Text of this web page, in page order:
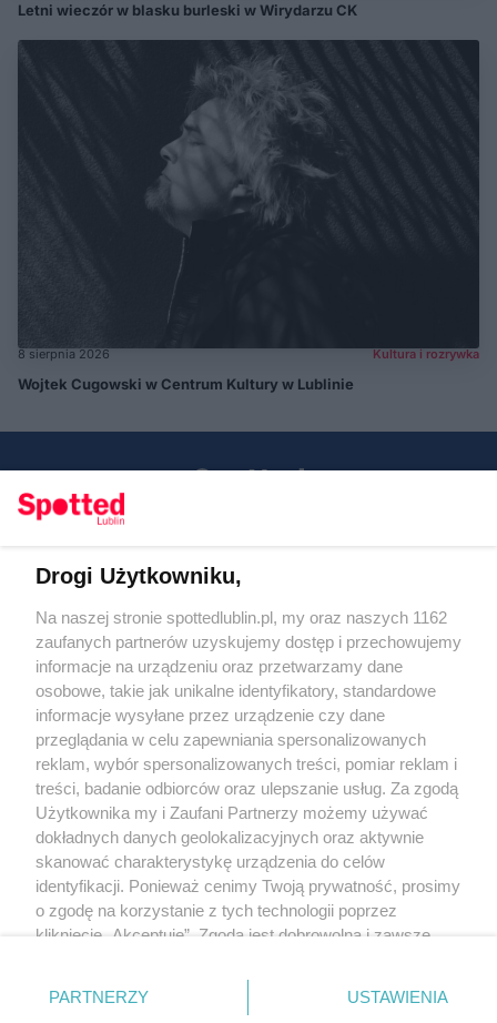
Letni wieczór w blasku burleski w Wirydarzu CK
8 sierpnia 2026 Kultura i rozrywka
Wojtek Cugowski w Centrum Kultury w Lublinie
KATEGORIE
OGŁOSZENIA
WYDARZENIA
NA SKRÓTY
Regulamin
Polityka prywatności
RODO
Warunki korzystania z treści
Drogi Użytkowniku,
Na naszej stronie spottedlublin.pl, my oraz naszych 1162
zaufanych partnerów uzyskujemy dostęp i przechowujemy
informacje na urządzeniu oraz przetwarzamy dane
osobowe, takie jak unikalne identyfikatory, standardowe
informacje wysyłane przez urządzenie czy dane
przeglądania w celu zapewniania spersonalizowanych
reklam, wybór spersonalizowanych treści, pomiar reklam i
treści, badanie odbiorców oraz ulepszanie usług. Za zgodą
Użytkownika my i Zaufani Partnerzy możemy używać
dokładnych danych geolokalizacyjnych oraz aktywnie
skanować charakterystykę urządzenia do celów
identyfikacji. Ponieważ cenimy Twoją prywatność, prosimy
o zgodę na korzystanie z tych technologii poprzez
kliknięcie „Akceptuję”. Zgoda jest dobrowolna i zawsze
prywatności znajdujący się w lewym dolnym rogu strony
. Niektóre rodzaje przetwarzania danych nie wymagają
PARTNERZY USTAWIENIA